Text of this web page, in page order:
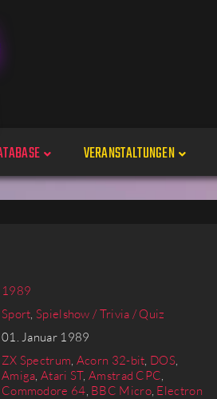
Spiele
Plattformen
Firmen
VERANSTALTUNGEN
Veranstaltungen
Veranstaltungsorte
1989
Sport,Spielshow / Trivia / Quiz
01. Januar 1989
ZX Spectrum, Acorn 32-bit, DOS,
Amiga,Atari ST,Amstrad CPC,
Commodore 64, BBC Micro, Electron